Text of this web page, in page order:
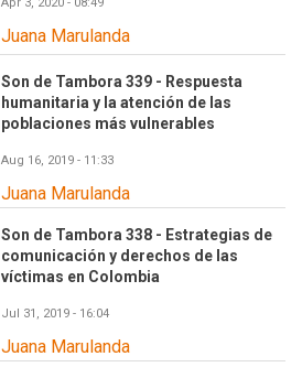
Juana Marulanda
Son de Tambora 339 - Respuesta
humanitaria y la atención de las
poblaciones más vulnerables
Aug 16, 2019 - 11:33
Juana Marulanda
Son de Tambora 338 - Estrategias de
comunicación y derechos de las
víctimas en Colombia
Jul 31, 2019 - 16:04
Juana Marulanda